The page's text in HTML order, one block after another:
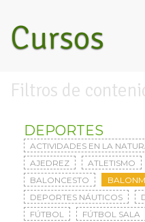
Cursos
Filtros de
DEPORTES
ACTIVIDADES EN LA
AJEDREZ
ATLETISMO
BALONCESTO
DEPORTES NÁUTICOS
FÚTBOL
FÚTBOL SALA